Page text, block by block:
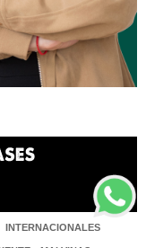
INTERNACIONALES